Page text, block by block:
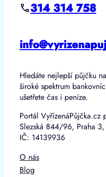
314 314 758
Hledáte nejlepší půjčku
široké spektrum
ušetřete čas i peníze.
Portál VyřízenáPůjčka.cz
Slezská 844/96, Praha
IČ: 14139936
O nás
Blog